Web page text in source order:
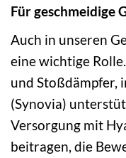
Für geschmeidige
Auch in unseren
eine wichtige
und Stoßdämpfer,
(Synovia)
Versorgung mit
beitragen, die